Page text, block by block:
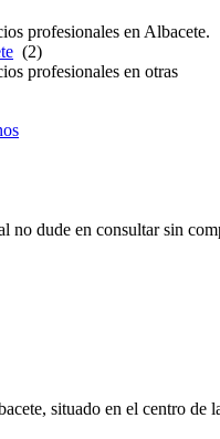
profesionales en Albacete.
(2)
profesionales en otras
no dude en consultar sin
situado en el centro de